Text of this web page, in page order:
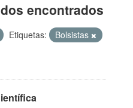
encontrados
Etiquetas:
Bolsistas